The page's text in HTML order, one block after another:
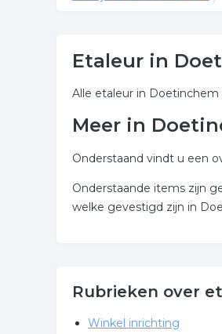
Etaleur in
Alle etaleur in
Meer in
Onderstaand vindt u een
Onderstaande items zijn
welke gevestigd zijn in
Rubrieken over
Winkel inrichting